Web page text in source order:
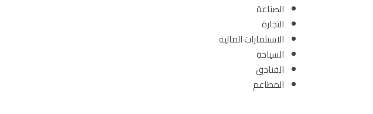
الصناعة
التجارة
الاستثمارات المالية
السياحة
الفنادق
المطاعم